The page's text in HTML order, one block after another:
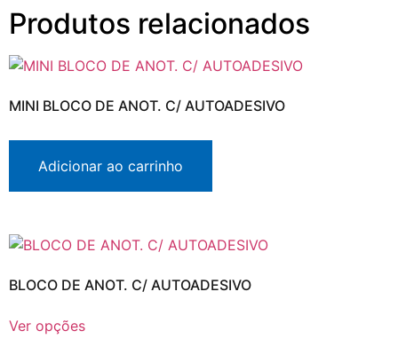
Produtos relacionados
MINI BLOCO DE ANOT. C/ AUTOADESIVO
Adicionar ao carrinho
BLOCO DE ANOT. C/ AUTOADESIVO
Ver opções